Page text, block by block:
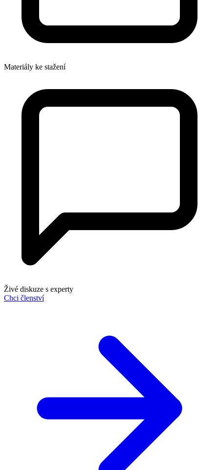
Materiály ke stažení
Živé diskuze s experty
Chci členství